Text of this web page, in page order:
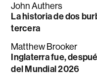
John Authers
La historia de dos
tercera
Matthew Brooker
Inglaterra fue,
del Mundial 2026